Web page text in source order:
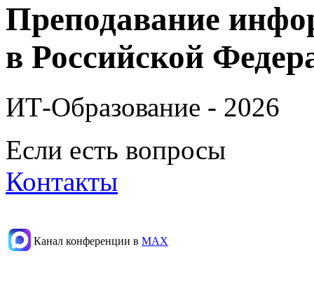
Преподавание
в Российской
ИТ-Образование - 2026
Если есть вопросы
Контакты
Канал конференции в МАХ